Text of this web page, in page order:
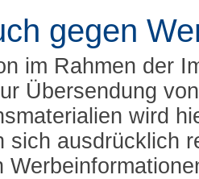
gegen
im Rahmen der
Übersendung
wird
sich ausdrücklich